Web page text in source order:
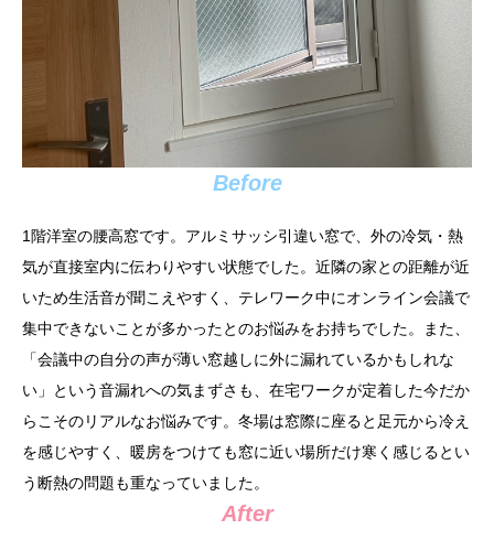
Before
1階洋室の腰高窓です。アルミサッシ引違い窓で、外の冷気・熱
気が直接室内に伝わりやすい状態でした。近隣の家との距離が近
いため生活音が聞こえやすく、テレワーク中にオンライン会議で
集中できないことが多かったとのお悩みをお持ちでした。また、
「会議中の自分の声が薄い窓越しに外に漏れているかもしれな
い」という音漏れへの気まずさも、在宅ワークが定着した今だか
らこそのリアルなお悩みです。冬場は窓際に座ると足元から冷え
を感じやすく、暖房をつけても窓に近い場所だけ寒く感じるとい
う断熱の問題も重なっていました。
After